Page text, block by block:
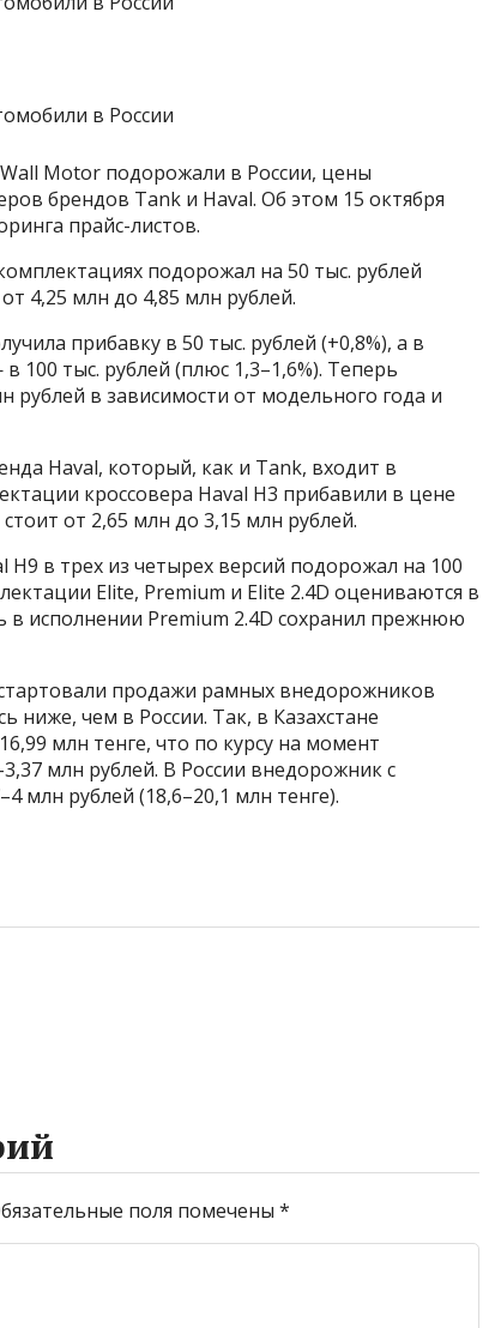
Motor подорожали в России, цены
брендов Tank и Haval. Об этом 15 октября
прайс-листов.
подорожал на 50 тыс. рублей
4,25 млн до 4,85 млн рублей.
прибавку в 50 тыс. рублей (+0,8%), а в
100 тыс. рублей (плюс 1,3–1,6%). Теперь
рублей в зависимости от модельного года и
Haval, который, как и Tank, входит в
кроссовера Haval H3 прибавили в цене
от 2,65 млн до 3,15 млн рублей.
в трех из четырех версий подорожал на 100
Elite, Premium и Elite 2.4D оцениваются в
в исполнении Premium 2.4D сохранил прежнюю
продажи рамных внедорожников
ниже, чем в России. Так, в Казахстане
млн тенге, что по курсу на момент
млн рублей. В России внедорожник с
млн рублей (18,6–20,1 млн тенге).
поля помечены *